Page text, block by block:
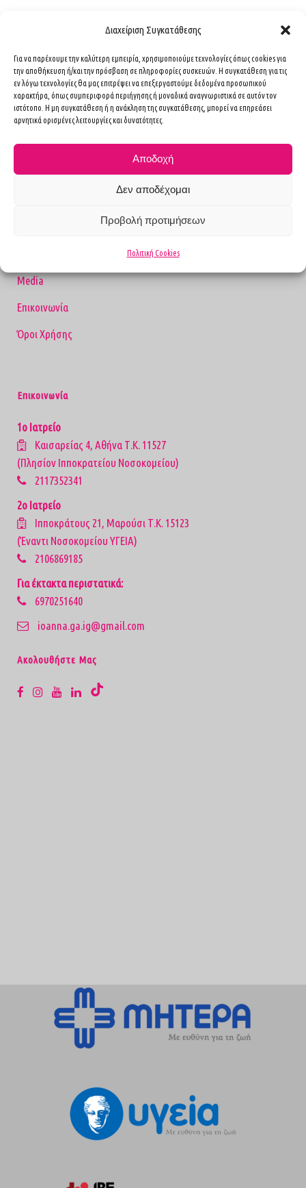
Διαχείριση Συγκατάθεσης
Για να παρέχουμε την καλύτερη εμπειρία, χρησιμοποιούμε τεχνολογίες όπως cookies για
την αποθήκευση ή/και την πρόσβαση σε πληροφορίες συσκευών. Η συγκατάθεση για τις
εν λόγω τεχνολογίες θα μας επιτρέψει να επεξεργαστούμε δεδομένα προσωπικού
χαρακτήρα, όπως συμπεριφορά περιήγησης ή μοναδικά αναγνωριστικά σε αυτόν τον
ιστότοπο. Η μη συγκατάθεση ή η ανάκληση της συγκατάθεσης, μπορεί να επηρεάσει
αρνητικά ορισμένες λειτουργίες και δυνατότητες.
Αποδοχή
Δεν αποδέχομαι
Προβολή προτιμήσεων
Πολιτική Cookies
Ιατρός
Υπηρεσίες
Καρκίνος του Μαστού
Χειρουργικές Επεμβάσεις
Media
Επικοινωνία
Όροι Χρήσης
Επικοινωνία
1ο Ιατρείο
Καισαρείας 4, Αθήνα Τ.Κ. 11527
(Πλησίον Ιπποκρατείου Νοσοκομείου)
2117352341
2ο Ιατρείο
Ιπποκράτους 21, Μαρούσι Τ.Κ. 15123
(Έναντι Νοσοκομείου ΥΓΕΙΑ)
2106869185
Για έκτακτα περιστατικά:
6970251640
ioanna.ga.ig@gmail.com
Aκολουθήστε Μας